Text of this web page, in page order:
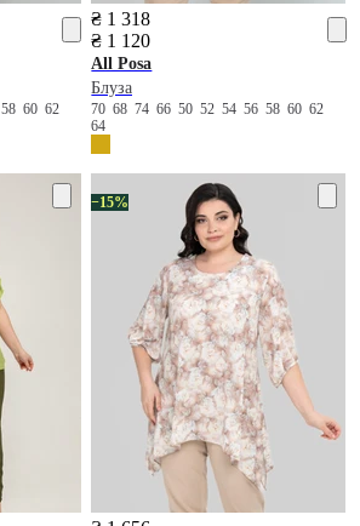
58 60 62
₴ 1 318
₴ 1 120
All Posa
Блуза
7068746650525456586062
64
−15%